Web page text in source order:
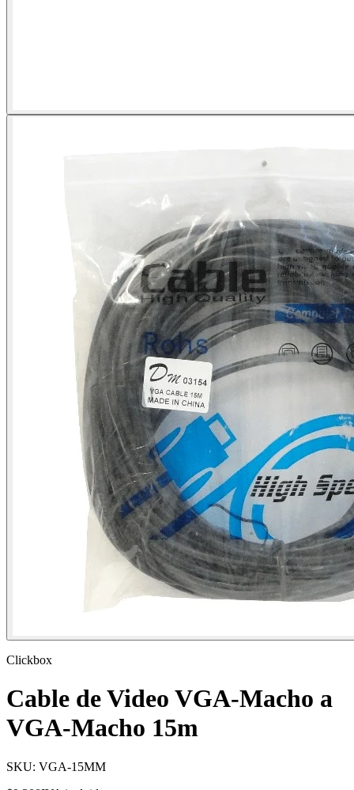
Clickbox
Cable de Video VGA-Macho a
VGA-Macho 15m
SKU: VGA-15MM